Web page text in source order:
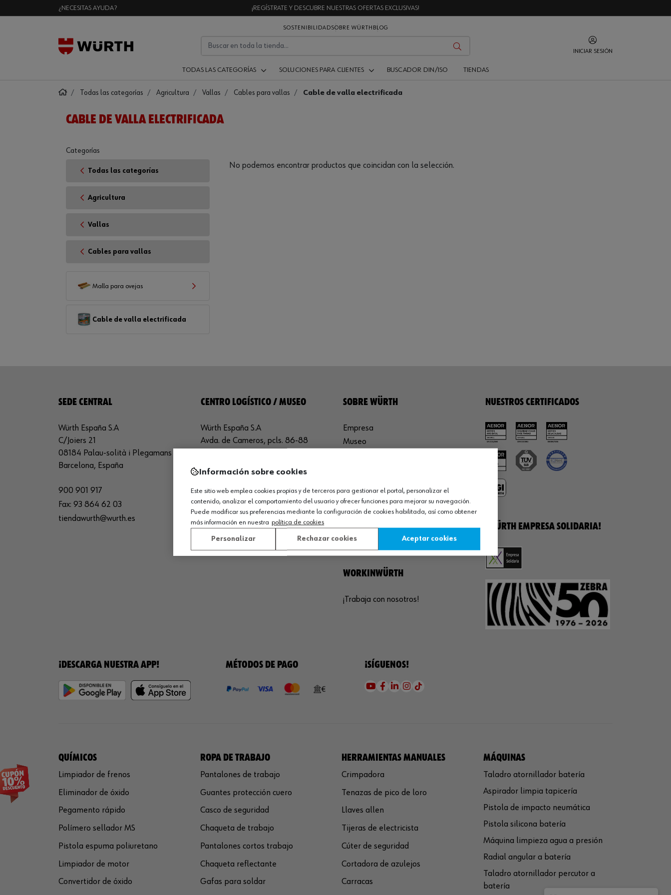
¿NECESITAS AYUDA? ¡REGÍSTRATE Y DESCUBRE NUESTRAS OFERTAS EXCLUSIVAS!
SOSTENIBILIDADSOBRE WÜRTH BLOG
INICIAR SESIÓN
TODAS LAS CATEGORÍAS SOLUCIONES PARA CLIENTES BUSCADOR DIN/ISO TIENDAS
Todas las categorías Agricultura Vallas Cables para vallas Cable de valla electrificada
CABLE DE VALLA ELECTRIFICADA
No podemos encontrar productos que coincidan con la selección.
Categorías
Todas las categorías
Agricultura
Vallas
Cables para vallas
Malla para ovejas
Cable de valla electrificada
SEDE CENTRAL
Würth España S.A
C/Joiers 21
08184 Palau-solità i Plegamans
Barcelona, España
900 901 917
Fax: 93 864 62 03
tiendawurth@wurth.es
CENTRO LOGÍSTICO / MUSEO
Würth España S.A
Avda. de Cameros, pcls. 86-88
94 101 03 01
sede_agoncillo@wurth.es
SOBRE WÜRTH
Empresa
Museo
Sostenibilidad
WORKINWÜRTH
¡Trabaja con nosotros!
NUESTROS CERTIFICADOS
¡WÜRTH EMPRESA SOLIDARIA!
¡DESCARGA NUESTRA APP! MÉTODOS DE PAGO ¡SÍGUENOS!
QUÍMICOS
Limpiador de frenos
Eliminador de óxido
Pegamento rápido
Polímero sellador MS
Pistola espuma poliuretano
Limpiador de motor
Convertidor de óxido
ROPA DE TRABAJO
Pantalones de trabajo
Guantes protección cuero
Casco de seguridad
Chaqueta de trabajo
Pantalones cortos trabajo
Chaqueta reflectante
Gafas para soldar
HERRAMIENTAS MANUALES
Crimpadora
Tenazas de pico de loro
Llaves allen
Tijeras de electricista
Cúter de seguridad
Cortadora de azulejos
Carracas
MÁQUINAS
Taladro atornillador batería
Aspirador limpia tapicería
Pistola de impacto neumática
Pistola silicona batería
Máquina limpieza agua a presión
Radial angular a batería
Taladro atornillador percutor a
batería
Información sobre cookies
Este sitio web emplea cookies propias y de terceros para gestionar el portal, personalizar el
contenido, analizar el comportamiento del usuario y ofrecer funciones para mejorar su navegación.
Puede modificar sus preferencias mediante la configuración de cookies habilitada, así como obtener
más información en nuestra política de cookies
Personalizar Rechazar cookies Aceptar cookies